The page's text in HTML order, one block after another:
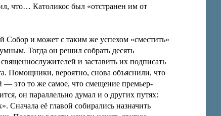
что… Католикос был «отстранен им от
и может с таким же успехом «сместить»
Тогда он решил собрать десять
и заставить их подписать
Помощники, вероятно, снова объяснили, что
— это то же самое, что смещение премьер-
он параллельно думал и о других путях:
Сначала её главой собирались назначить